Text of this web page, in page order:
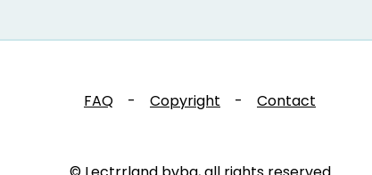
FAQ - Copyright - Contact